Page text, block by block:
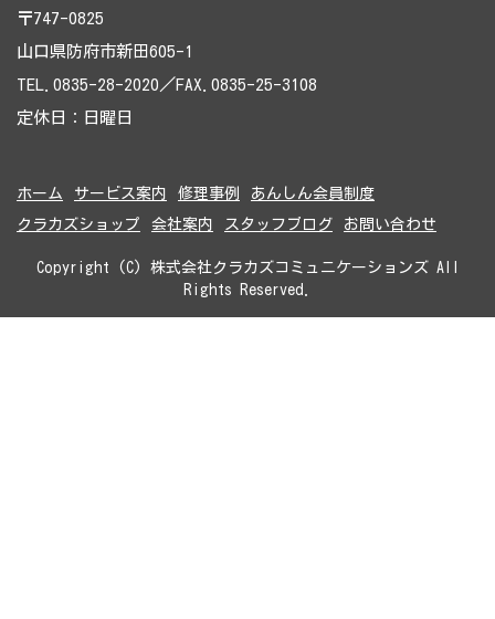
〒747-0825
山口県防府市新田605-1
TEL.0835-28-2020／FAX.0835-25-3108
定休日：日曜日
ホーム サービス案内 修理事例
あんしん会員制度
クラカズショップ
会社案内 スタッフブログ お問い合わせ
Copyright (C) 株式会社クラカズコミュニケーションズ All
Rights Reserved.